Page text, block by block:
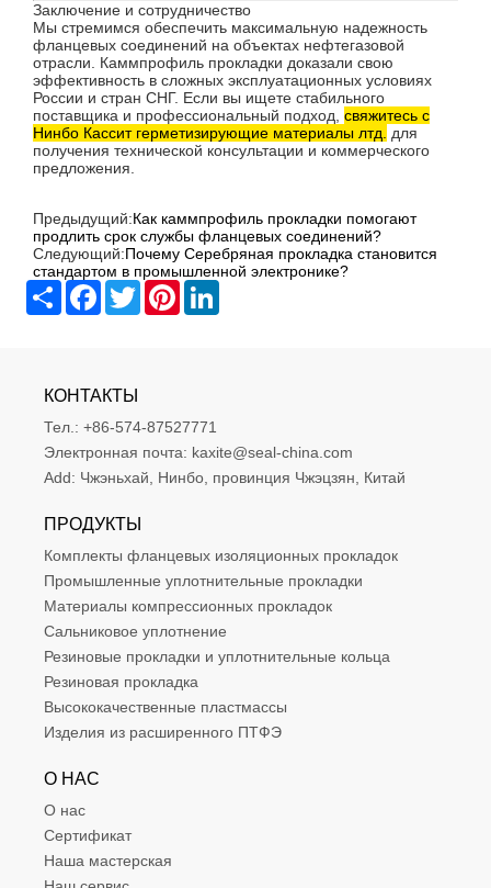
Заключение и сотрудничество
Мы стремимся обеспечить максимальную надежность
фланцевых соединений на объектах нефтегазовой
отрасли. Каммпрофиль прокладки доказали свою
эффективность в сложных эксплуатационных условиях
России и стран СНГ. Если вы ищете стабильного
поставщика и профессиональный подход,свяжитесь с
Нинбо Кассит герметизирующие материалы лтд.
для
получения технической консультации и коммерческого
предложения.
Предыдущий:Как каммпрофиль прокладки помогают
продлить срок службы фланцевых соединений?
Следующий:Почему Серебряная прокладка становится
стандартом в промышленной электронике?
Share Facebook
TwitterPinterest
КОНТАКТЫ
Тел.: +86-574-87527771
Электронная почта: kaxite@seal-china.com
Add: Чжэньхай, Нинбо, провинция Чжэцзян, Китай
ПРОДУКТЫ
Комплекты фланцевых изоляционных прокладок
Промышленные уплотнительные прокладки
Материалы компрессионных прокладок
Сальниковое уплотнение
Резиновые прокладки и уплотнительные кольца
Резиновая прокладка
Высококачественные пластмассы
Изделия из расширенного ПТФЭ
О НАС
О нас
Сертификат
Наша мастерская